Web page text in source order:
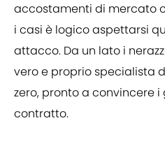
accostamenti di mercato
i casi è logico aspettarsi
attacco. Da un lato i
vero e proprio specialista
zero, pronto a convincere
contratto.